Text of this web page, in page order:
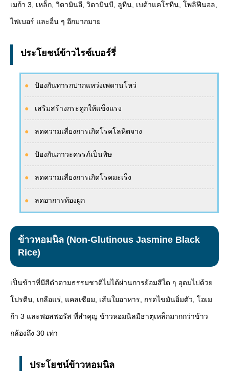
เมก้า 3, เหล็ก, วิตามินอี, วิตามินบี, ลูทีน, เบต้าแคโรทีน, โพลิฟีนอล,
ไฟเบอร์ และอื่น ๆ อีกมากมาย
ประโยชน์ข้าวไรซ์เบอร์รี่
ป้องกันทารกปากแหว่งเพดานโหว่
เสริมสร้างกระดูกให้แข็งแรง
ลดความเสี่ยงการเกิดโรคโลหิตจาง
ป้องกันภาวะครรภ์เป็นพิษ
ลดความเสี่ยงการเกิดโรคมะเร็ง
ลดอาการท้องผูก
ข้าวหอมนิล (Non-Glutinous Jasmine Black
Rice)
เป็นข้าวที่มีสีดำตามธรรมชาติไม่ได้ผ่านการย้อมสีใด ๆ อุดมไปด้วย
โปรตีน, เกลือแร่, แคลเซียม, เส้นใยอาหาร, กรดไขมันอิ่มตัว, โอเม
ก้า 3 และฟอสฟอรัส ที่สำคุญ ข้าวหอมนิลมีธาตุเหล็กมากกว่าข้าว
กล้องถึง 30 เท่า
ประโยชน์ข้าวหอมนิล